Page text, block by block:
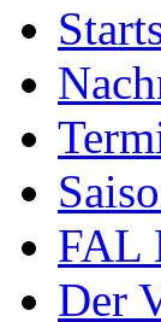
FAL
Der